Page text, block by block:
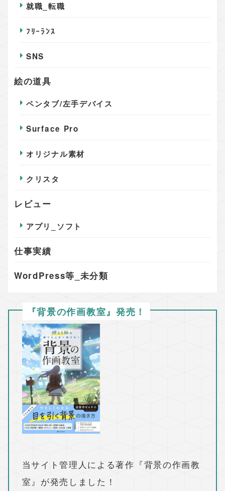
就職_転職
ﾌﾘｰﾗﾝｽ
SNS
絵の道具
ペンタブ/左手デバイス
Surface Pro
オリジナル素材
クリスタ
レビュー
アプリ_ソフト
仕事実績
WordPress等_未分類
『背景の作画教室』発売！
当サイト管理人による著作『背景の作画教
室』が発売しました！